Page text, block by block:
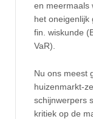
en meermaals
het oneigenlijk
fin. wiskunde
VaR).
Nu ons meest
huizenmarkt-
schijnwerpers
kritiek op de